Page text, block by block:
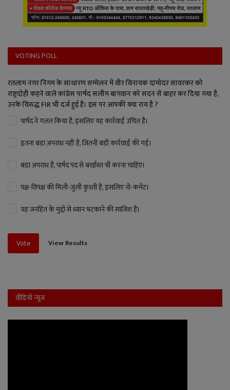
VOTING POLL
रतलाम नगर निगम के साधारण सम्मेलन में वीर विनायक दामोदर सावरकर को
राष्ट्रदोही कहने वाले कांग्रेस पार्षद सलीम बागवान को सदन से बाहर कर दिया गया है,
उनके विरुद्ध FIR भी दर्ज हुई है। इस पर आपकी क्या राय है ?
पार्षद ने गलत किया है, इसलिए यह कार्रवाई उचित है।
इतना बड़ा अपराध नहीं है, जितनी बड़ी कार्रवाई की गई।
बड़ा अपराध है, पार्षद पद से बर्खास्त भी करना चाहिए।
पक्ष-विपक्ष की मिली-जुली कुश्ती है, इसलिए नो-कमेंट।
यह जनहित के मुद्दों से ध्यान भटकाने की साजिश है।
Vote View Results
वीडियो न्यूज